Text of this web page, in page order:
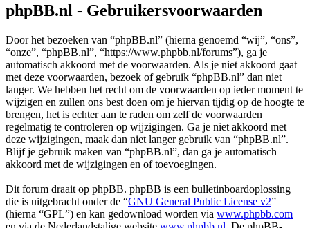
phpBB.nl - Gebruikersvoorwaarden
Door het bezoeken van “phpBB.nl” (hierna genoemd “wij”, “ons”,
“onze”, “phpBB.nl”, “https://www.phpbb.nl/forums”), ga je
automatisch akkoord met de voorwaarden. Als je niet akkoord gaat
met deze voorwaarden, bezoek of gebruik “phpBB.nl” dan niet
langer. We hebben het recht om de voorwaarden op ieder moment te
wijzigen en zullen ons best doen om je hiervan tijdig op de hoogte te
brengen, het is echter aan te raden om zelf de voorwaarden
regelmatig te controleren op wijzigingen. Ga je niet akkoord met
deze wijzigingen, maak dan niet langer gebruik van “phpBB.nl”.
Blijf je gebruik maken van “phpBB.nl”, dan ga je automatisch
akkoord met de wijzigingen en of toevoegingen.
Dit forum draait op phpBB. phpBB is een bulletinboardoplossing
die is uitgebracht onder de “GNU General Public License v2”
(hierna “GPL”) en kan gedownload worden via www.phpbb.com